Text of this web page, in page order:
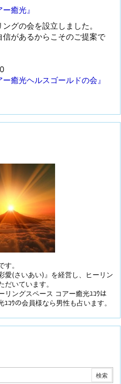
癒光』
グの会を設立しました。
信があるからこそのご提案で
癒光ヘルスゴールドの会』
。
愛(さいあい)』を経営し、ヒーリン
いています。
リングスペース コアー癒光ﾕｺｳは
ｺｳの会員様なら男性も占います。